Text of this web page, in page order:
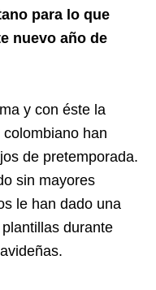
para lo que
nuevo año de
y con éste la
han
de pretemporada.
sin mayores
le han dado una
durante